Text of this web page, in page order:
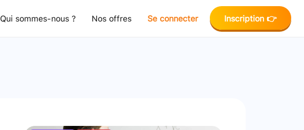
Qui sommes-nous ? Nos offres Se connecter Inscription 👉